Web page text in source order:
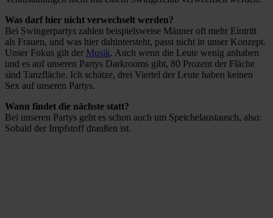
Was darf hier nicht verwechselt werden?
Bei Swingerpartys zahlen beispielsweise Männer oft mehr Eintritt
als Frauen, und was hier dahintersteht, passt nicht in unser Konzept.
Unser Fokus gilt der Musik. Auch wenn die Leute wenig anhaben
und es auf unseren Partys Darkrooms gibt, 80 Prozent der Fläche
sind Tanzfläche. Ich schätze, drei Viertel der Leute haben keinen
Sex auf unseren Partys.
Wann findet die nächste statt?
Bei unseren Partys geht es schon auch um Speichelaustausch, also:
Sobald der Impfstoff draußen ist.